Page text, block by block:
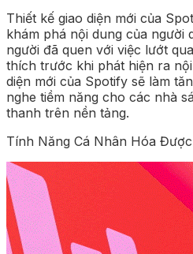
Thiết kế giao diện mới của
khám phá nội dung của người
người đã quen với việc lướt
thích trước khi phát hiện ra
diện mới của Spotify sẽ làm
nghe tiềm năng cho các nhà
thanh trên nền tảng.
Tính Năng Cá Nhân Hóa